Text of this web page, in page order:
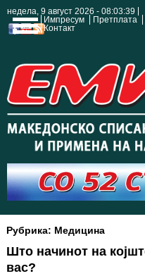
недела, 9 август 2026 - 08:03:40
Импресум
Претплата
Контакт
Рубрика: Медицина
Што начинот на
вас?